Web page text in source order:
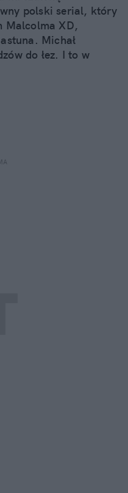
polski serial, który
Malcolma XD,
Michał
do łez. I to w